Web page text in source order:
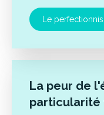
Le
La peur de
particularité